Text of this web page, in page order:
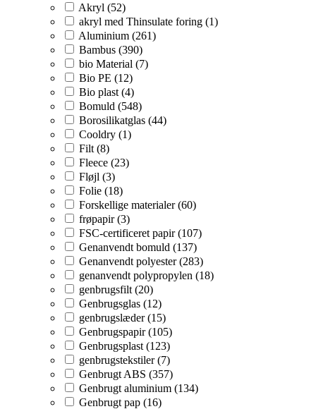
Akryl (52)
akryl med Thinsulate foring (1)
Aluminium (261)
Bambus (390)
bio Material (7)
Bio PE (12)
Bio plast (4)
Bomuld (548)
Borosilikatglas (44)
Cooldry (1)
Filt (8)
Fleece (23)
Fløjl (3)
Folie (18)
Forskellige materialer (60)
frøpapir (3)
FSC-certificeret papir (107)
Genanvendt bomuld (137)
Genanvendt polyester (283)
genanvendt polypropylen (18)
genbrugsfilt (20)
Genbrugsglas (12)
genbrugslæder (15)
Genbrugspapir (105)
Genbrugsplast (123)
genbrugstekstiler (7)
Genbrugt ABS (357)
Genbrugt aluminium (134)
Genbrugt pap (16)